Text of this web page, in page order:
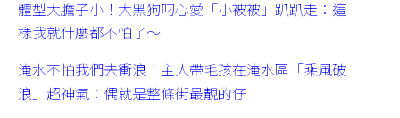
體型大膽子小！大黑狗叼心愛「小被被」趴趴走：這
樣我就什麼都不怕了～
淹水不怕我們去衝浪！主人帶毛孩在淹水區「乘風破
浪」超神氣：偶就是整條街最靚的仔